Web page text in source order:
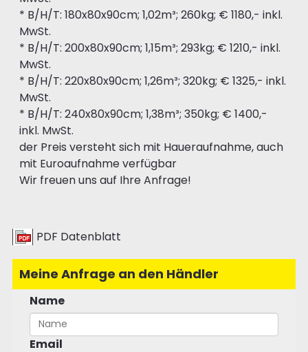
* B/H/T: 180x80x90cm; 1,02m³; 260kg; € 1180,- inkl.
MwSt.
* B/H/T: 200x80x90cm; 1,15m³; 293kg; € 1210,- inkl.
MwSt.
* B/H/T: 220x80x90cm; 1,26m³; 320kg; € 1325,- inkl.
MwSt.
* B/H/T: 240x80x90cm; 1,38m³; 350kg; € 1400,-
inkl. MwSt.
der Preis versteht sich mit Haueraufnahme, auch
mit Euroaufnahme verfügbar
Wir freuen uns auf Ihre Anfrage!
PDF Datenblatt
Meine Anfrage an den Händler
Name
Email